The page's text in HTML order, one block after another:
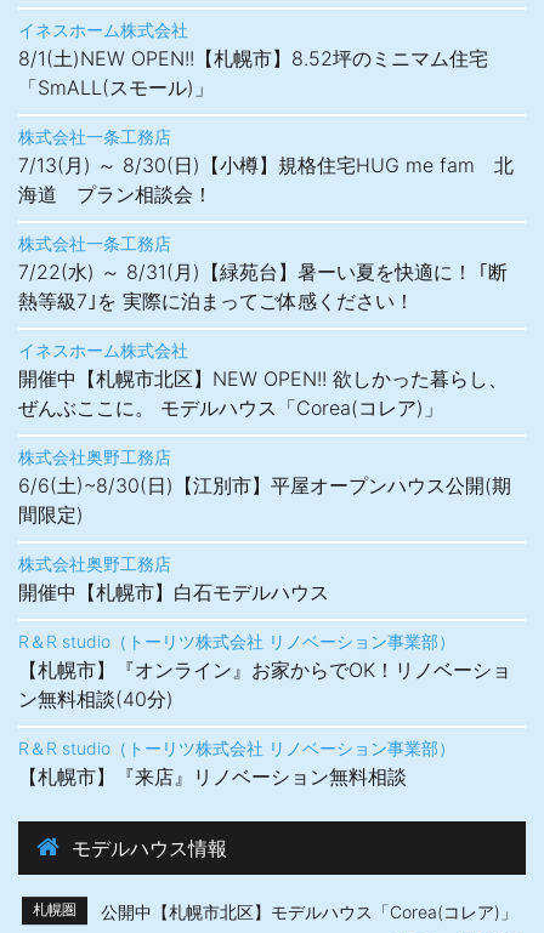
イネスホーム株式会社
8/1(土)NEW OPEN!!【札幌市】8.52坪のミニマム住宅
「SmALL(スモール)」
株式会社一条工務店
7/13(月) ～ 8/30(日)【小樽】規格住宅HUG me fam 北
海道 プラン相談会！
株式会社一条工務店
7/22(水) ～ 8/31(月)【緑苑台】暑ーい夏を快適に！ ｢断
熱等級7｣を 実際に泊まってご体感ください！
イネスホーム株式会社
開催中【札幌市北区】NEW OPEN!! 欲しかった暮らし、
ぜんぶここに。 モデルハウス「Corea(コレア)」
株式会社奥野工務店
6/6(土)~8/30(日)【江別市】平屋オープンハウス公開(期
間限定)
株式会社奥野工務店
開催中【札幌市】白石モデルハウス
R＆R studio（トーリツ株式会社 リノベーション事業部）
【札幌市】『オンライン』お家からでOK！リノベーショ
ン無料相談(40分)
R＆R studio（トーリツ株式会社 リノベーション事業部）
【札幌市】『来店』リノベーション無料相談
モデルハウス情報
札幌圏 公開中【札幌市北区】モデルハウス「Corea(コレア)」